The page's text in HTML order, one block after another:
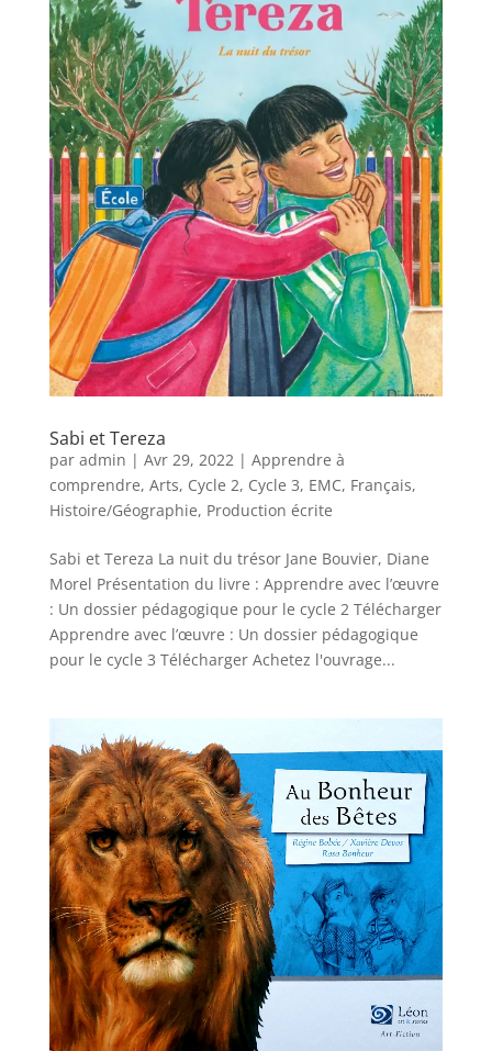
Sabi et Tereza
par admin | Avr 29, 2022| Apprendre à
comprendre, Arts, Cycle 2, Cycle 3, EMC, Français,
Histoire/Géographie, Production écrite
Sabi et Tereza La nuit du trésor Jane Bouvier, Diane
Morel Présentation du livre : Apprendre avec l’œuvre
: Un dossier pédagogique pour le cycle 2 Télécharger
Apprendre avec l’œuvre : Un dossier pédagogique
pour le cycle 3 Télécharger Achetez l'ouvrage...